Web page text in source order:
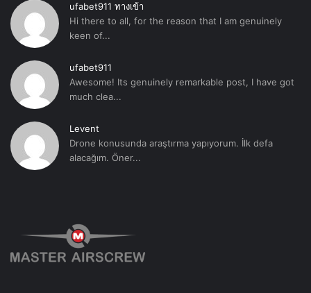
ufabet911 ทางเข้า
Hi there to all, for the reason that I am genuinely
keen of...
ufabet911
Awesome! Its genuinely remarkable post, I have got
much clea...
Levent
Drone konusunda araştırma yapıyorum. İlk defa
alacağım. Öner...